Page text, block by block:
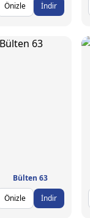
Önizle
İndir
Bülten 63
Önizle
İndir